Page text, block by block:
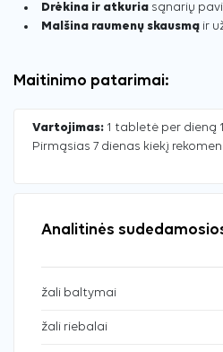
Drėkina ir atkuria sąnarių
Malšina raumenų skausmą ir
Maitinimo patarimai:
Vartojimas: 1 tabletė per dieną
Pirmąsias 7 dienas kiekį
Analitinės
žali baltymai
žali riebalai